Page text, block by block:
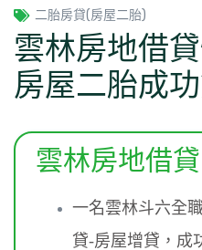
二胎房貸(房屋二胎)
雲林房地借
房屋二胎成
雲林房地借貸
一名雲林斗六全
貸-房屋增貸，成